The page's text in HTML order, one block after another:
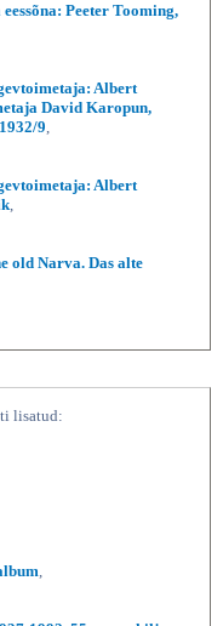
Peeter Tooming,
Albert
David Karopun,
9,
Albert
,
old Narva. Das alte
lisatud:
,